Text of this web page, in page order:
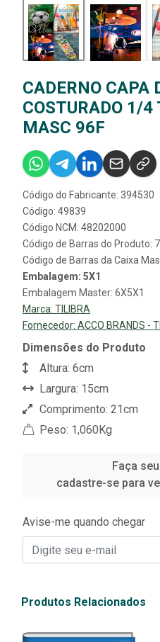
CADERNO CAPA
COSTURADO 1/4
MASC 96F
Código do Fabricante: 394530
Código: 49839
Código NCM: 48202000
Código de Barras do Produto:
Código de Barras da Caixa
Embalagem: 5X1
Embalagem Master: 6X5X1
Marca: TILIBRA
Fornecedor: ACCO BRANDS -
Dimensões do Produto
Altura: 6cm
Largura: 15cm
Comprimento: 21cm
Peso: 1,060Kg
Faça
cadastre-se para
Avise-me quando chegar
Produtos Relacionados